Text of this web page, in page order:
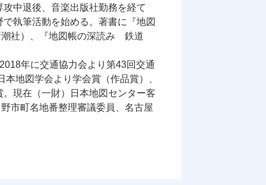
中退後、音楽出版社勤務を経て
執筆活動を始める。著書に『地図
潮社）、『地図帳の深読み 鉄道
年に交通協力会より第43回交通
地図学会より学会賞（作品賞）、
現在（一財）日本地図センター客
市町名地番整理審議委員、名古屋